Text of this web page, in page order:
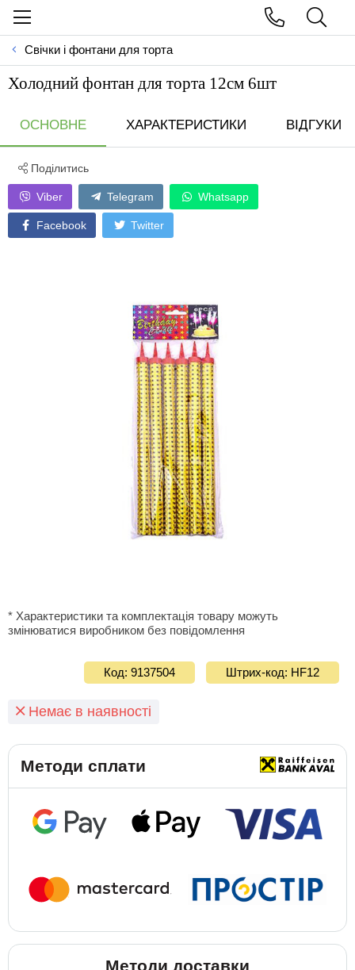
Свічки і фонтани для торта
Холодний фонтан для торта 12см 6шт
ОСНОВНЕ ХАРАКТЕРИСТИКИ ВІДГУКИ
Поділитись
Viber Telegram Whatsapp
Facebook Twitter
* Характеристики та комплектація товару можуть
змінюватися виробником без повідомлення
Код: 9137504 Штрих-код: HF12
Немає в наявності
Методи сплати
Методи доставки